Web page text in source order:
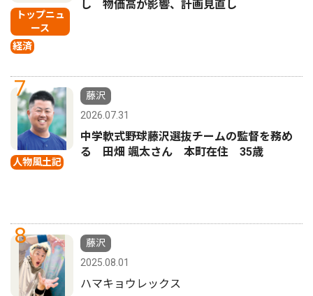
トップニュ
ース
経済
し 物価高が影響、計画見直し
7
人物風土記
藤沢
2026.07.31
中学軟式野球藤沢選抜チームの監督を務め
る 田畑 颯太さん 本町在住 35歳
8
藤沢
2025.08.01
ハマキョウレックス